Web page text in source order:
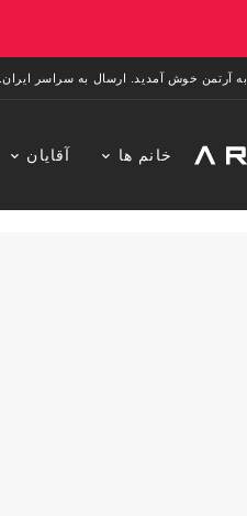
به آرتمن خوش آمدید. ارسال به سراسر ایران. 7 روز فرصت تست در منزل. 1 سال خدمات پس از فروش.
خانم ها آقایان